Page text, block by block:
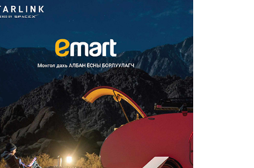
2026/08/07
Улаанбаатарт өдөртөө 30 хэм
дулаан
2026/08/07
Улсын чанартай хатуу
хучилттай авто замын талаас
и...
2026/08/06